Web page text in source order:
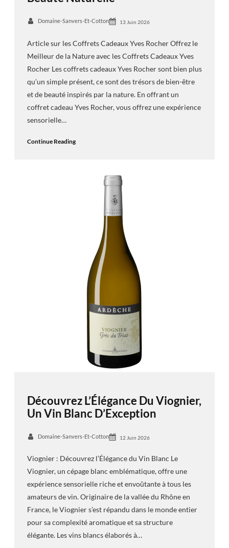
Domaine-Sanvers-Et-Cotton 13 Juin 2026
Article sur les Coffrets Cadeaux Yves Rocher Offrez le
Meilleur de la Nature avec les Coffrets Cadeaux Yves
Rocher Les coffrets cadeaux Yves Rocher sont bien plus
qu’un simple présent, ce sont des trésors de bien-être
et de beauté inspirés par la nature. En offrant un
coffret cadeau Yves Rocher, vous offrez une expérience
sensorielle…
Continue Reading
Découvrez L’Élégance Du Viognier,
Un Vin Blanc D’Exception
Domaine-Sanvers-Et-Cotton 12 Juin 2026
Viognier : Découvrez l’Élégance du Vin Blanc Le
Viognier, un cépage blanc emblématique, offre une
expérience sensorielle riche et envoûtante à tous les
amateurs de vin. Originaire de la vallée du Rhône en
France, le Viognier s’est répandu dans le monde entier
pour sa complexité aromatique et sa structure
élégante. Les vins blancs élaborés à…